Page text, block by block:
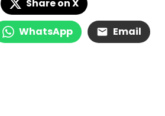
Share on X
WhatsApp Email